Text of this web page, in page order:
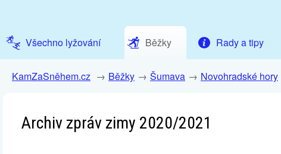
Všechno lyžování Běžky Rady a tipy
KamZaSněhem.cz Běžky Šumava Novohradské hory
Archiv zpráv zimy 2020/2021